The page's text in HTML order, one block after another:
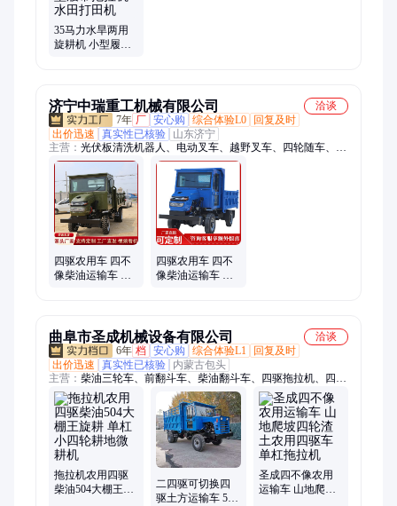
光伏振动锤
35马力水旱两用
旋耕机 小型履带
济宁中瑞重工机械有限公司
洽谈
7年 厂 安心购 综合体验L0
回复及时
出价迅速
真实性已核验
山东济宁
主营： 光伏板清洗机器人、电动叉车、越野叉车、四轮随车、蜘
蛛吊车、液压卷扬机、农用车、随车吊、液压绞车、高空作业
车、四不像、小吊车、自卸车、挖沙挖土、加装挖机、吊一体
车、小挖沟机、农用自卸、轮式吊车、自制随车
四驱农用车 四不
像柴油运输车 四
四驱农用车 四不
像柴油运输车 四
曲阜市圣成机械设备有限公司
洽谈
6年 档 安心购 综合体验L1
回复及时
出价迅速
真实性已核验
内蒙古包头
主营： 柴油三轮车、前翻斗车、柴油翻斗车、四驱拖拉机、四不
像拖拉机、液压打包机、饲料粉碎机、四驱农用车、颗粒取暖
炉、工程自卸三轮车、柴油自卸三轮车、废纸打包机
拖拉机农用四驱
柴油504大棚王旋
二四驱可切换四
驱土方运输车 58
圣成四不像农用
运输车 山地爬坡